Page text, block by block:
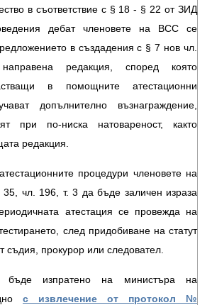
в съответствие с § 18 - § 22 от ЗИД
дебат членовете на ВСС се
в създадения с § 7 нов чл.
редакция, според която
в помощните атестационни
допълнително възнаграждение,
при по-ниска натовареност, както
редакция.
процедури членовете на
чл. 196, т. 3 да бъде заличен израза
атестация се провежда на
след придобиване на статут
съдия, прокурор или следовател.
бъде изпратено на министъра на
с извлечение от протокол №